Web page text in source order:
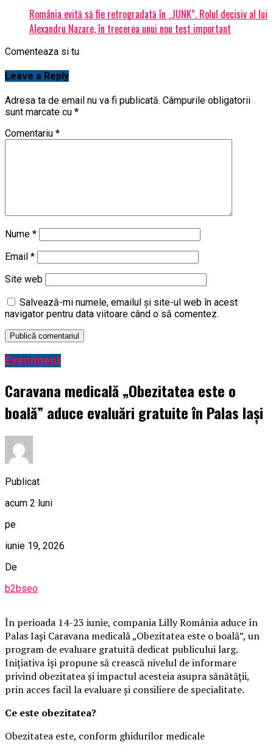
România evită să fie retrogradată în „JUNK”. Rolul decisiv al lui
Alexandru Nazare, în trecerea unui nou test important
Comenteaza si tu
Leave a Reply
Adresa ta de email nu va fi publicată. Câmpurile obligatorii
sunt marcate cu *
Comentariu *
Nume *
Email *
Site web
Salvează-mi numele, emailul și site-ul web în acest
navigator pentru data viitoare când o să comentez.
Eveniment
Caravana medicală „Obezitatea este o
boală” aduce evaluări gratuite în Palas Iași
Publicat
acum 2 luni
pe
iunie 19, 2026
De
b2bseo
În perioada 14-23 iunie, compania Lilly România aduce în
Palas Iași Caravana medicală „Obezitatea este o boală”, un
program de evaluare gratuită dedicat publicului larg.
Inițiativa își propune să crească nivelul de informare
privind obezitatea și impactul acesteia asupra sănătății,
prin acces facil la evaluare și consiliere de specialitate.
Ce este obezitatea?
Obezitatea este, conform ghidurilor medicale